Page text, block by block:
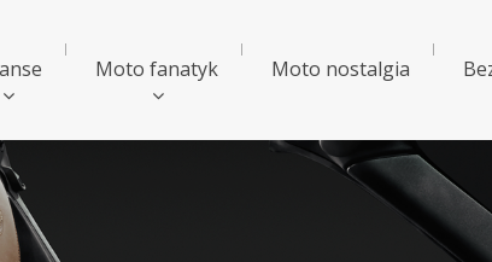
Moto fanatyk Moto nostalgia